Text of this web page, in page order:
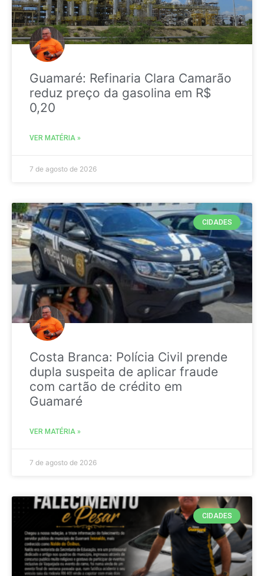
Guamaré: Refinaria Clara Camarão
reduz preço da gasolina em R$
0,20
VER MATÉRIA »
7 de agosto de 2026
CIDADES
Costa Branca: Polícia Civil prende
dupla suspeita de aplicar fraude
com cartão de crédito em
Guamaré
VER MATÉRIA »
7 de agosto de 2026
CIDADES